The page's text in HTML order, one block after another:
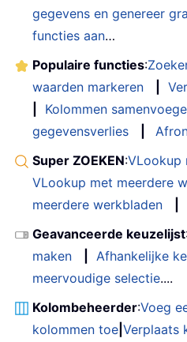
gegevens en genereer
functies aan…
Populaire functies:
waarden markeren
Kolommen
gegevensverlies
Super ZOEKEN:VLookup
VLookup met meerdere
meerdere werkbladen
Geavanceerde keuzelijst
maken
Afhankelijke
meervoudige selectie....
Kolombeheerder:Voeg
kolommen toe Verplaats